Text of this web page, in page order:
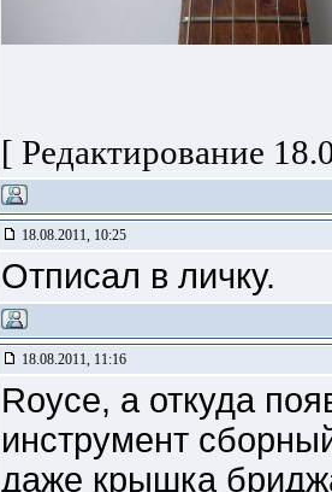
[ Редактирование
18.08.2011, 10:25
Отписал в личку.
18.08.2011, 11:16
Royce, а откуда
инструмент
даже крышка